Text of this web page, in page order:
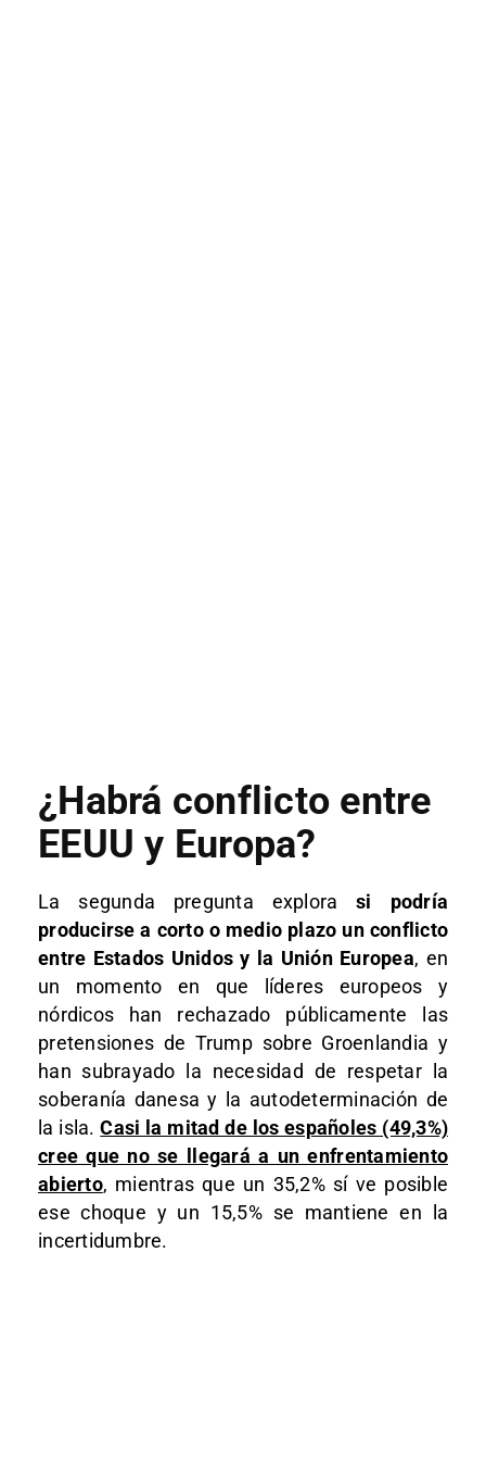
¿Habrá conflicto entre
EEUU y Europa?
La segunda pregunta explorasi podría
producirse a corto o medio plazo un conflicto
entre Estados Unidos y la Unión Europea, en
un momento en que líderes europeos y
nórdicos han rechazado públicamente las
pretensiones de Trump sobre Groenlandia y
han subrayado la necesidad de respetar la
soberanía danesa y la autodeterminación de
la isla.Casi la mitad de los españoles (49,3%)
cree que no se llegará a un enfrentamiento
abierto, mientras que un 35,2% sí ve posible
ese choque y un 15,5% se mantiene en la
incertidumbre.